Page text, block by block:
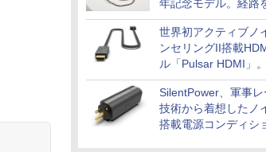
年記念モデル。経路
NISHIKIで統一。400
世界初アクティブノ
ンセリングII搭載
ル「Pulsar HDMI」。
SilentPowerから
SilentPower、軍事レ
技術から着想したノ
搭載電源コンディシ